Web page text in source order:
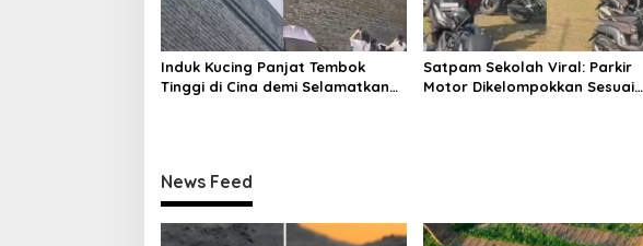
Induk Kucing Panjat Tembok
Tinggi di Cina demi Selamatkan
Satpam Sekolah Viral: Parkir
Motor Dikelompokkan Sesuai
News Feed